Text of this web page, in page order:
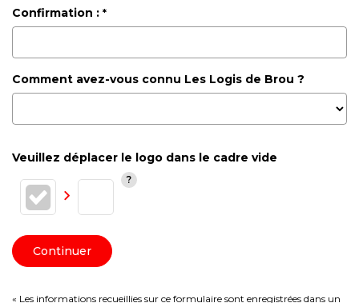
Confirmation : *
Comment avez-vous connu Les Logis de Brou ?
Veuillez déplacer le logo dans le cadre vide
Continuer
« Les informations recueillies sur ce formulaire sont enregistrées dans un